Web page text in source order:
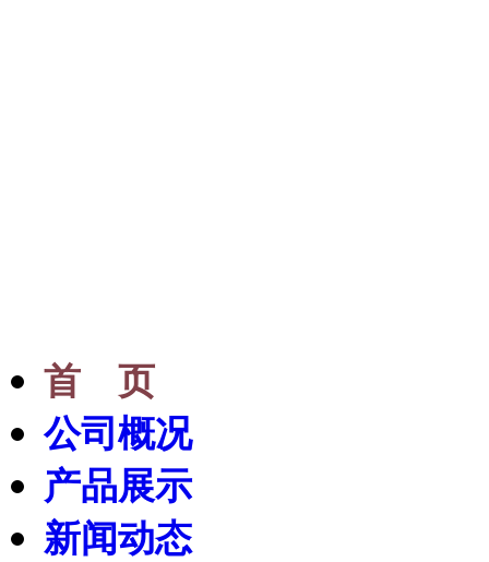
首 页
公司概况
产品展示
新闻动态